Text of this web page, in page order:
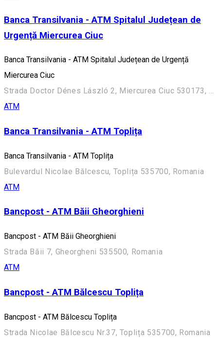
Banca Transilvania - ATM Spitalul Județean de
Urgență Miercurea Ciuc
Banca Transilvania - ATM Spitalul Județean de Urgență
Miercurea Ciuc
Strada Doctor Dénes László 2, Miercurea Ciuc 530173, Romania
ATM
Banca Transilvania - ATM Toplița
Banca Transilvania - ATM Toplița
Bulevardul Nicolae Bălcescu, Toplița 535700, Romania
ATM
Bancpost - ATM Băii Gheorghieni
Bancpost - ATM Băii Gheorghieni
Strada Băii 7, Gheorgheni 535500, Romania
ATM
Bancpost - ATM Bălcescu Toplița
Bancpost - ATM Bălcescu Toplița
Strada Nicolae Bălcescu Nr.37, Toplița 535700, Romania